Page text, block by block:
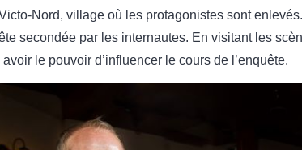
Nord, village où les protagonistes sont
secondée par les internautes. En visitant les
le pouvoir d’influencer le cours de l’enquête.